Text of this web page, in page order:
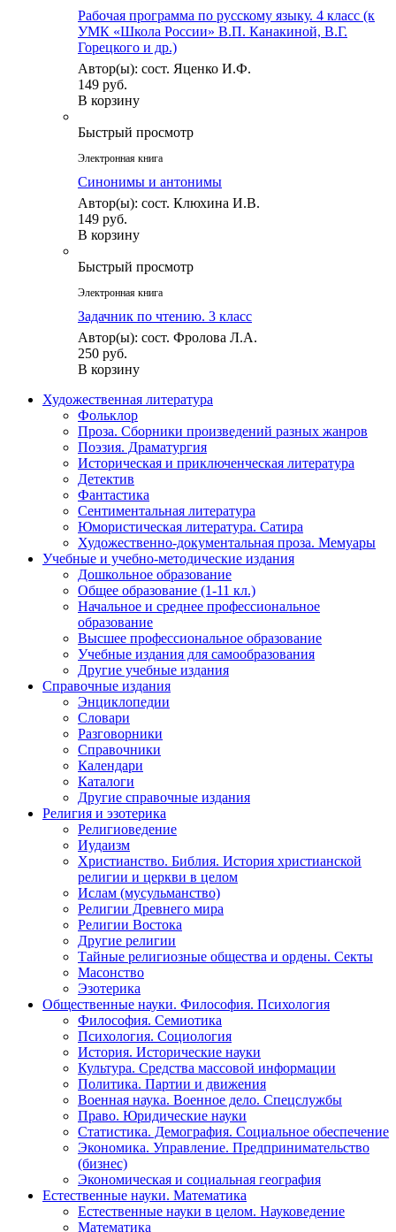
Рабочая программа по русскому языку. 4 класс (к
УМК «Школа России» В.П. Канакиной, В.Г.
Горецкого и др.)
Автор(ы): сост. Яценко И.Ф.
149 руб.
В корзину
Быстрый просмотр
Электронная книга
Синонимы и антонимы
Автор(ы): сост. Клюхина И.В.
149 руб.
В корзину
Быстрый просмотр
Электронная книга
Задачник по чтению. 3 класс
Автор(ы): сост. Фролова Л.А.
250 руб.
В корзину
Художественная литература
Фольклор
Проза. Сборники произведений разных жанров
Поэзия. Драматургия
Историческая и приключенческая литература
Детектив
Фантастика
Сентиментальная литература
Юмористическая литература. Сатира
Художественно-документальная проза. Мемуары
Учебные и учебно-методические издания
Дошкольное образование
Общее образование (1-11 кл.)
Начальное и среднее профессиональное
образование
Высшее профессиональное образование
Учебные издания для самообразования
Другие учебные издания
Справочные издания
Энциклопедии
Словари
Разговорники
Справочники
Календари
Каталоги
Другие справочные издания
Религия и эзотерика
Религиоведение
Иудаизм
Христианство. Библия. История христианской
религии и церкви в целом
Ислам (мусульманство)
Религии Древнего мира
Религии Востока
Другие религии
Тайные религиозные общества и ордены. Секты
Масонство
Эзотерика
Общественные науки. Философия. Психология
Философия. Семиотика
Психология. Социология
История. Исторические науки
Культура. Средства массовой информации
Политика. Партии и движения
Военная наука. Военное дело. Спецслужбы
Право. Юридические науки
Статистика. Демография. Социальное обеспечение
Экономика. Управление. Предпринимательство
(бизнес)
Экономическая и социальная география
Естественные науки. Математика
Естественные науки в целом. Науковедение
Математика